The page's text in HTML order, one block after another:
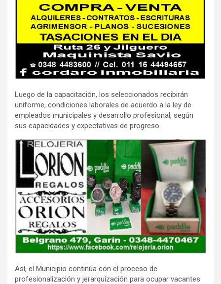
Luego de la capacitación, los seleccionados recibirán
uniforme, condiciones laborales de acuerdo a la ley de
empleados municipales y desarrollo profesional, según
sus capacidades y expectativas de progreso.
Así, el Municipio continúa con el proceso de
profesionalización y jerarquización para ocupar vacantes